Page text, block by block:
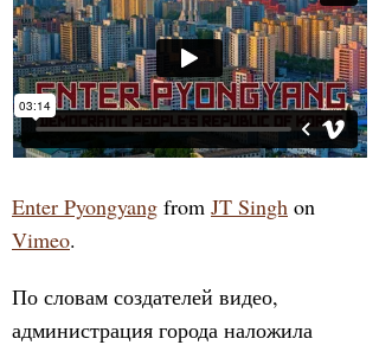
Enter Pyongyang from JT Singh on
Vimeo.
По словам создателей видео,
администрация города наложила